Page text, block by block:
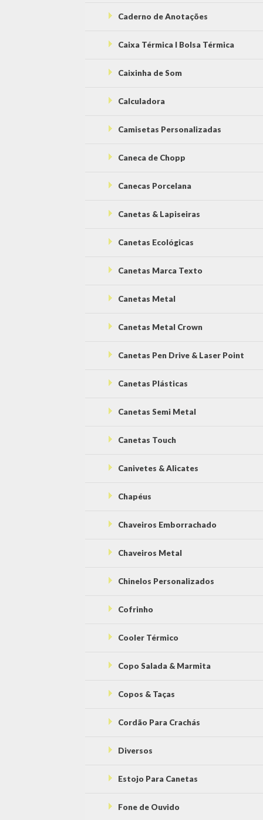
Caderno de Anotações
Caixa Térmica l Bolsa Térmica
Caixinha de Som
Calculadora
Camisetas Personalizadas
Caneca de Chopp
Canecas Porcelana
Canetas & Lapiseiras
Canetas Ecológicas
Canetas Marca Texto
Canetas Metal
Canetas Metal Crown
Canetas Pen Drive & Laser Point
Canetas Plásticas
Canetas Semi Metal
Canetas Touch
Canivetes & Alicates
Chapéus
Chaveiros Emborrachado
Chaveiros Metal
Chinelos Personalizados
Cofrinho
Cooler Térmico
Copo Salada & Marmita
Copos & Taças
Cordão Para Crachás
Diversos
Estojo Para Canetas
Fone de Ouvido